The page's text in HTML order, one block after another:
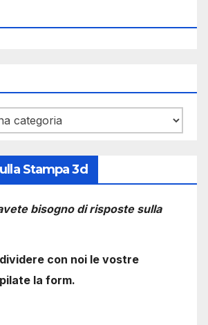
Stampa 3d
bisogno di risposte sulla
con noi le vostre
la form.